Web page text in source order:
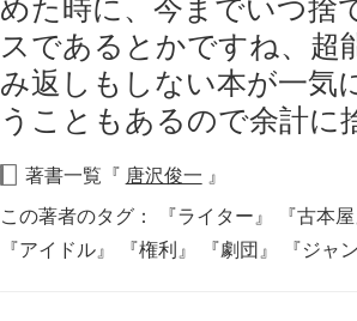
めた時に、今までいつ捨
スであるとかですね、超
み返しもしない本が一気
うこともあるので余計に
著書一覧『 唐沢俊一 』
この著者のタグ：
『ライター』
『古本
『アイドル』
『権利』 『劇団』 『ジャ